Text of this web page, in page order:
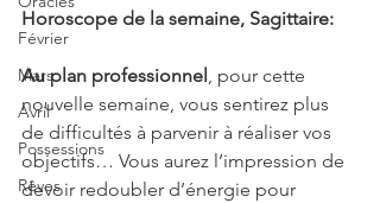
Février
Mars
Avril
Possessions
Rêves
Horoscope de la semaine, Sagittaire:
Au plan professionnel , pour cette
nouvelle semaine, vous sentirez plus
de difficultés à parvenir à réaliser vos
objectifs… Vous aurez l’impression de
devoir redoubler d’énergie pour